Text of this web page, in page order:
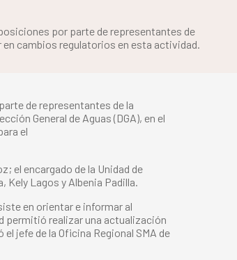
por parte de representantes de
cambios regulatorios en esta actividad.
de representantes de la
General de Aguas (DGA), en el
el
el encargado de la Unidad de
Lagos y Albenia Padilla.
en orientar e informar al
permitió realizar una actualización
jefe de la Oficina Regional SMA de